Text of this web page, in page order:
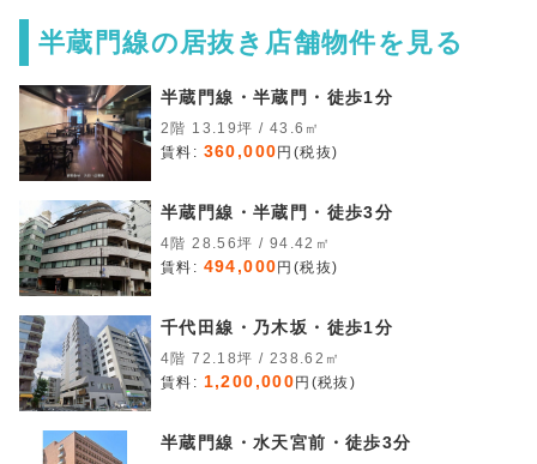
半蔵門線の居抜き店舗物件を見る
半蔵門線・半蔵門・徒歩1分
2階 13.19坪 / 43.6㎡
賃料: 360,000 円(税抜)
半蔵門線・半蔵門・徒歩3分
4階 28.56坪 / 94.42㎡
賃料: 494,000 円(税抜)
千代田線・乃木坂・徒歩1分
4階 72.18坪 / 238.62㎡
賃料: 1,200,000 円(税抜)
半蔵門線・水天宮前・徒歩3分